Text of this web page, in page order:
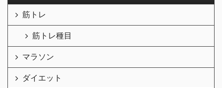
筋トレ
筋トレ種目
マラソン
ダイエット